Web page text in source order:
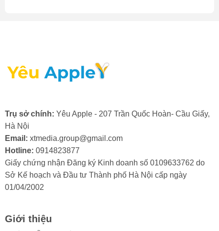
dịch vụ sửa chữa iPhone
toàn diện, đảm bảo sửa
kết linh kiện chính hãng
trong mọi trường hợp
thay thế linh kiện,
Yeuapple.vnlà lựa chọn
số một cho dịch vụ sửa
chữa iPhone giá rẻ, uy tín,
Trụ sở chính: Yêu Apple - 207 Trần Quốc Hoàn- Cầu Giấy,
Hà Nội
Email: xtmedia.group@gmail.com
Hotline: 0914823877
Giấy chứng nhận Đăng ký Kinh doanh số 0109633762 do
Sở Kế hoạch và Đầu tư Thành phố Hà Nội cấp ngày
01/04/2002
Giới thiệu